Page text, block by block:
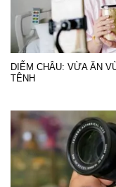
DIỄM CHÂU: VỪA ĂN
TÊNH